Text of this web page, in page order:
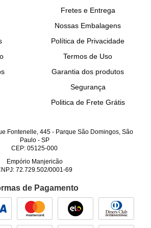
Fretes e Entrega
Nossas Embalagens
Política de Privacidade
Termos de Uso
Garantia dos produtos
Segurança
Politica de Frete Grátis
Fontenelle, 445 - Parque São Domingos, São
Paulo- SP
CEP: 05125-000
Empório Manjericão
72.729.502/0001-69
de Pagamento